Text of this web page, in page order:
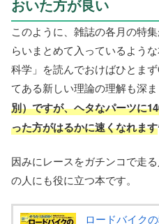
おいた方が良い
このように、雑誌の各月の特
らいまとめて入っているよう
科学」を読んでおけばひとま
てある新しい理論の理解も深ま
別）ですが、ヘタなパーツに
った方がはるかに速くなれます
因みにレースをガチンコで走
の人にも役に立つ本です。
ロードバイク